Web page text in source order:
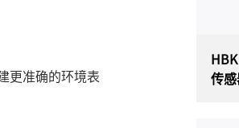
更准确的环境表
传